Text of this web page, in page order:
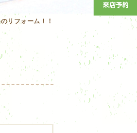
リフォーム！！